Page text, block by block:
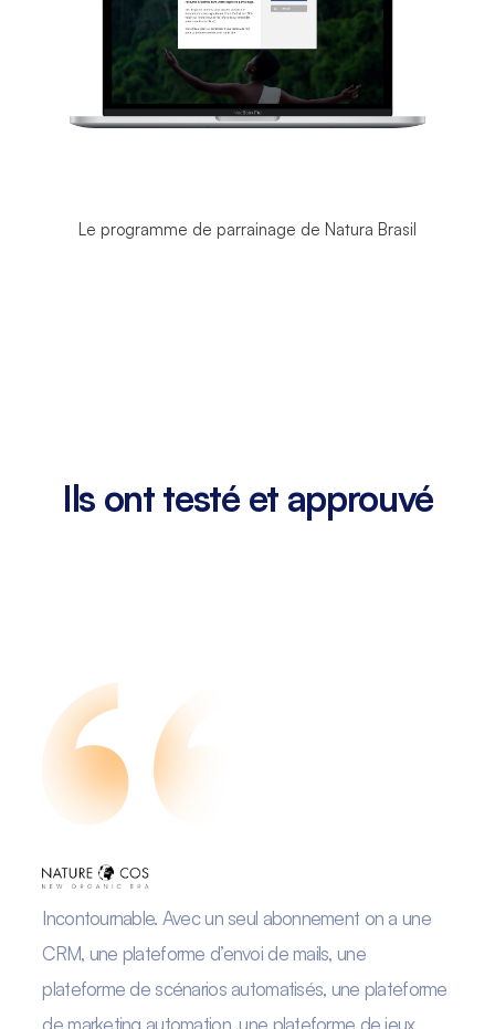
Le programme de parrainage de Natura Brasil
Ils ont testé et approuvé
Incontournable. Avec un seul abonnement on a une
CRM, une plateforme d’envoi de mails, une
plateforme de scénarios automatisés, une plateforme
de marketing automation, une plateforme de jeux